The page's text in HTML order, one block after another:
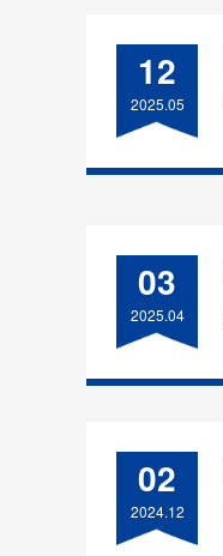
12
2025.05
03
2025.04
02
2024.12